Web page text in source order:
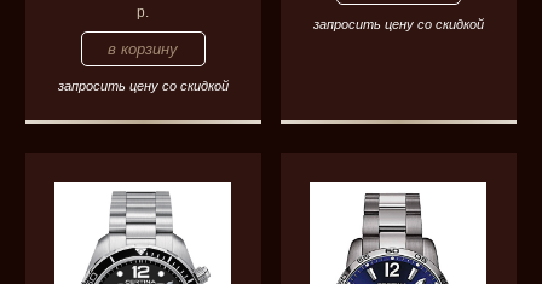
р.
запросить цену со скидкой
запросить цену со скидкой